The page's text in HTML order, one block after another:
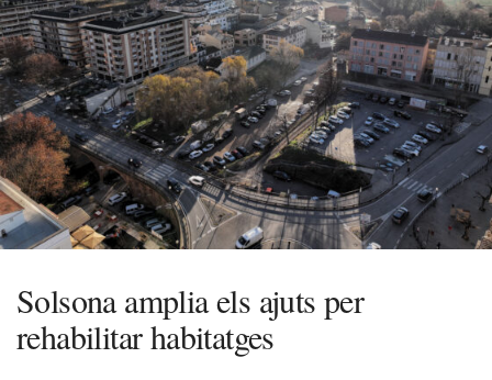
Solsona amplia els ajuts per
rehabilitar habitatges